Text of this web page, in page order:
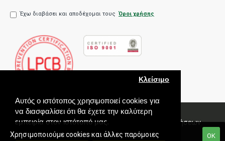
Αυτός ο ιστότοπος χρησιμοποιεί cookies για
να διασφαλίσει ότι θα έχετε την καλύτερη
εμπειρία στον ιστότοπό μας.
Κλείσιμο
Έχω διαβάσει και αποδέχομαι τους Όροι χρήσης
Πολιτική Ποιότητας Όροι χρήσης
Πολιτική Πωλήσεων
Εγγύηση
ΟΚ
Χρησιμοποιούμε cookies και άλλες παρόμοιες